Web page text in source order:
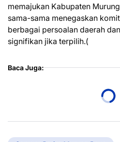
memajukan Kabupaten
sama-sama menegaskan
berbagai persoalan daerah
signifikan jika terpilih.(
Baca Juga: